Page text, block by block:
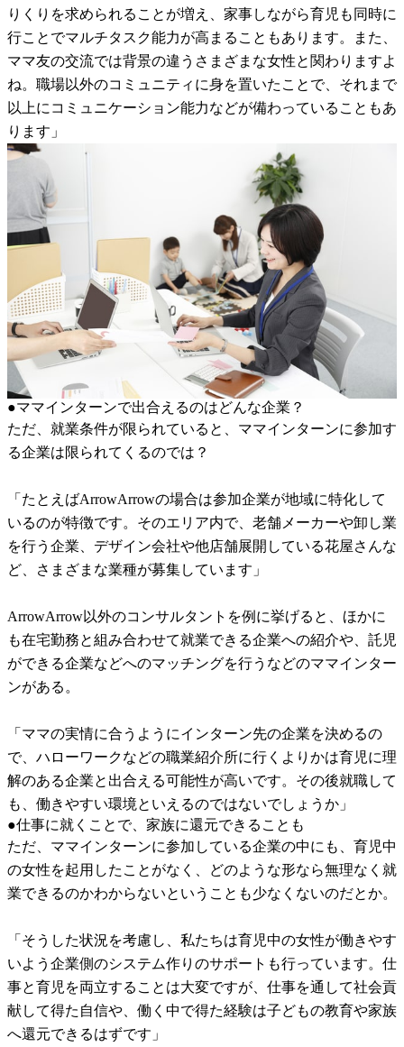
りくりを求められることが増え、家事しながら育児も同時に
行ことでマルチタスク能力が高まることもあります。また、
ママ友の交流では背景の違うさまざまな女性と関わりますよ
ね。職場以外のコミュニティに身を置いたことで、それまで
以上にコミュニケーション能力などが備わっていることもあ
ります」
●ママインターンで出合えるのはどんな企業？
ただ、就業条件が限られていると、ママインターンに参加す
る企業は限られてくるのでは？
「たとえばArrowArrowの場合は参加企業が地域に特化して
いるのが特徴です。そのエリア内で、老舗メーカーや卸し業
を行う企業、デザイン会社や他店舗展開している花屋さんな
ど、さまざまな業種が募集しています」
ArrowArrow以外のコンサルタントを例に挙げると、ほかに
も在宅勤務と組み合わせて就業できる企業への紹介や、託児
ができる企業などへのマッチングを行うなどのママインター
ンがある。
「ママの実情に合うようにインターン先の企業を決めるの
で、ハローワークなどの職業紹介所に行くよりかは育児に理
解のある企業と出合える可能性が高いです。その後就職して
も、働きやすい環境といえるのではないでしょうか」
●仕事に就くことで、家族に還元できることも
ただ、ママインターンに参加している企業の中にも、育児中
の女性を起用したことがなく、どのような形なら無理なく就
業できるのかわからないということも少なくないのだとか。
「そうした状況を考慮し、私たちは育児中の女性が働きやす
いよう企業側のシステム作りのサポートも行っています。仕
事と育児を両立することは大変ですが、仕事を通して社会貢
献して得た自信や、働く中で得た経験は子どもの教育や家族
へ還元できるはずです」